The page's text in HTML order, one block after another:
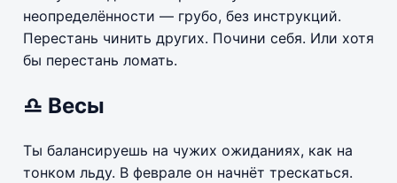
неопределённости — грубо, без инструкций.
Перестань чинить других. Почини себя. Или хотя
бы перестань ломать.
♎ Весы
Ты балансируешь на чужих ожиданиях, как на
тонком льду. В феврале он начнёт трескаться.